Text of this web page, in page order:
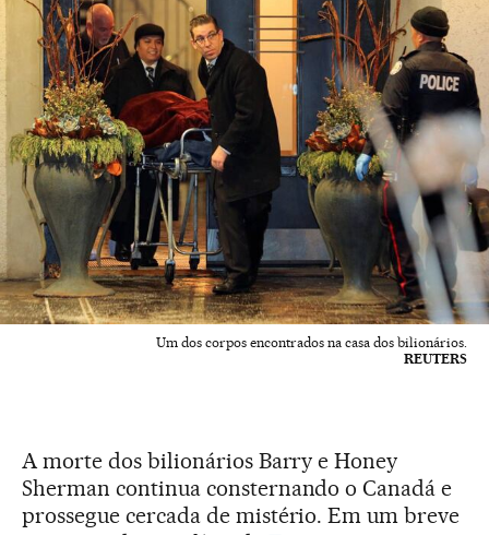
Um dos corpos encontrados na casa dos bilionários.
REUTERS
A morte dos bilionários Barry e Honey
Sherman continua consternando o Canadá e
prossegue cercada de mistério. Em um breve